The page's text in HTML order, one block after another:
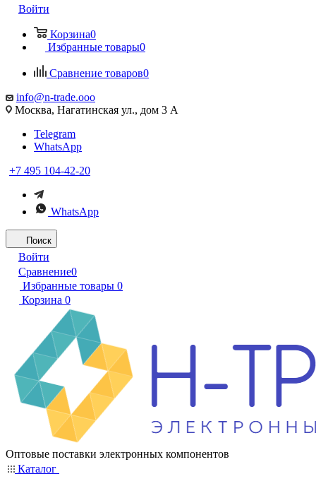
Войти
Корзина0
Избранные товары0
Сравнение товаров0
info@n-trade.ooo
Москва, Нагатинская ул., дом 3 А
Telegram
WhatsApp
+7 495 104-42-20
WhatsApp
Поиск
Войти
Сравнение0
Избранные товары 0
Корзина 0
Оптовые поставки электронных компонентов
Каталог